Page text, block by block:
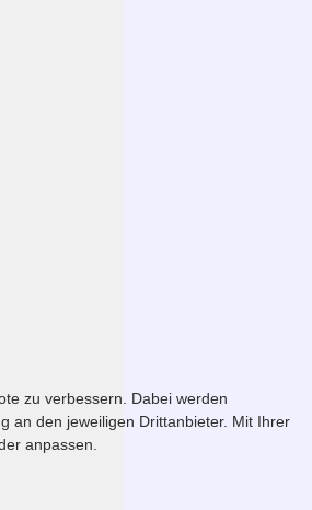
zu verbessern. Dabei werden
an den jeweiligen Drittanbieter. Mit Ihrer
anpassen.